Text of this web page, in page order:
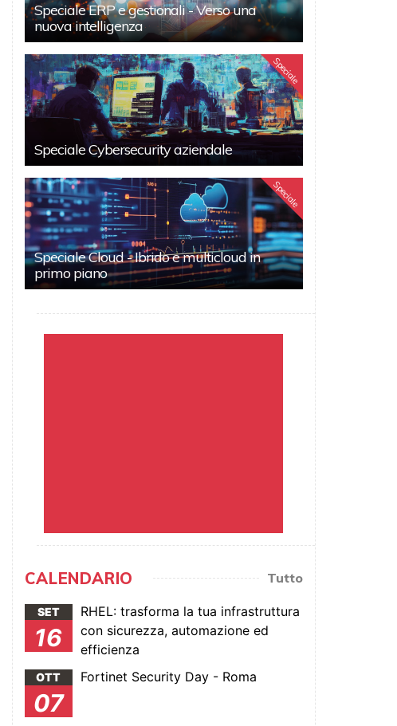
Speciale ERP e gestionali - Verso una
nuova intelligenza
Speciale
Speciale Cybersecurity aziendale
Speciale
Speciale Cloud - Ibrido e multicloud in
primo piano
CALENDARIO Tutto
SET
16
RHEL: trasforma la tua infrastruttura
con sicurezza, automazione ed
efficienza
OTT
07
Fortinet Security Day - Roma